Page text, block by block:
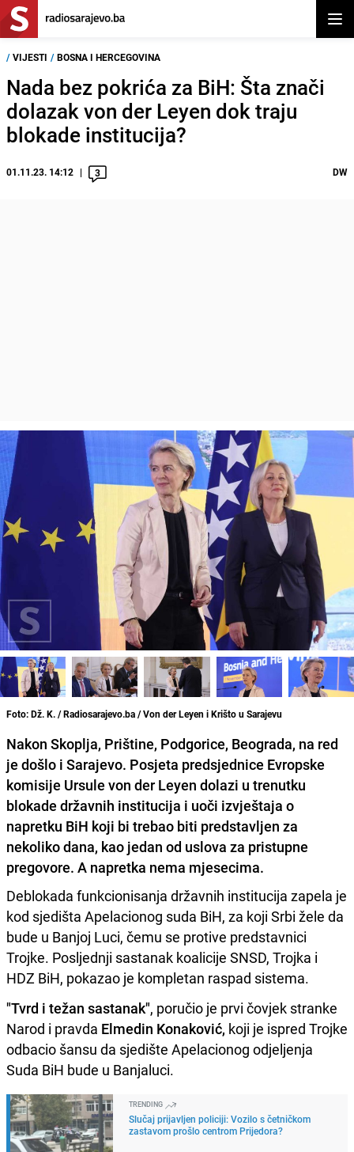
/ VIJESTI / BOSNA I HERCEGOVINA
Nada bez pokrića za BiH: Šta znači
dolazak von der Leyen dok traju
blokade institucija?
01.11.23. 14:12 3 DW
Foto: Dž. K. / Radiosarajevo.ba / Von der Leyen i Krišto u Sarajevu
Nakon Skoplja, Prištine, Podgorice, Beograda, na red
je došlo i Sarajevo. Posjeta predsjednice Evropske
komisije Ursule von der Leyen dolazi u trenutku
blokade državnih institucija i uoči izvještaja o
napretku BiH koji bi trebao biti predstavljen za
nekoliko dana, kao jedan od uslova za pristupne
pregovore. A napretka nema mjesecima.
Deblokada funkcionisanja državnih institucija zapela je
kod sjedišta Apelacionog suda BiH, za koji Srbi žele da
bude u Banjoj Luci, čemu se protive predstavnici
Trojke. Posljednji sastanak koalicije SNSD, Trojka i
HDZ BiH, pokazao je kompletan raspad sistema.
"Tvrd i težan sastanak", poručio je prvi čovjek stranke
Narod i pravda Elmedin Konaković, koji je ispred Trojke
odbacio šansu da sjedište Apelacionog odjeljenja
Suda BiH bude u Banjaluci.
TRENDING
Slučaj prijavljen policiji: Vozilo s četničkom
zastavom prošlo centrom Prijedora?